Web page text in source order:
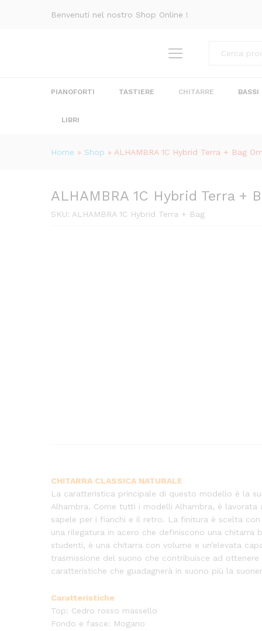
Benvenuti nel nostro Shop Online !
Categorie
PIANOFORTI TASTIERE CHITARRE BASSI
LIBRI
Home » Shop » ALHAMBRA 1C Hybrid Terra + Bag
ALHAMBRA 1C Hybrid Terra +
SKU: ALHAMBRA 1C Hybrid Terra + Bag
CHITARRA CLASSICA NATURALE
La caratteristica principale di questo modello è la
Alhambra. Come tutti i modelli Alhambra, è
sapele per i fianchi e il retro. La finitura è scelta
una rilegatura in acero che definiscono una
studenti, è una chitarra con volume e un’elevata
trasmissione del suono che contribuisce ad
caratteristiche che guadagnerà in suono più la
Caratteristiche
Top: Cedro rosso massello
Fondo e fasce: Mogano
ALHAMBRA 1C Hybrid Terra